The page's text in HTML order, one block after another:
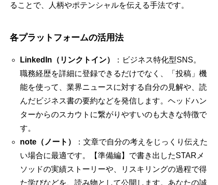
ることで、人柄やポテンシャルを伝える手法です。
各プラットフォームの活用法
LinkedIn（リンクトイン）
：ビジネス特化型SNS。
職務経歴を詳細に登録できるだけでなく、「投稿」機
能を使って、業界ニュースに対する自分の見解や、読
んだビジネス書の要約などを発信します。ヘッドハン
ターからのスカウトに繋がりやすいのも大きな特徴で
す。
note（ノート）
：文章で自分の考えをじっくり伝えた
い場合に最適です。【準備編】で書き出したSTARメ
ソッドの実績ストーリーや、リスキリングの過程で得
た学びなどを、読み物として公開します。あなたの誠